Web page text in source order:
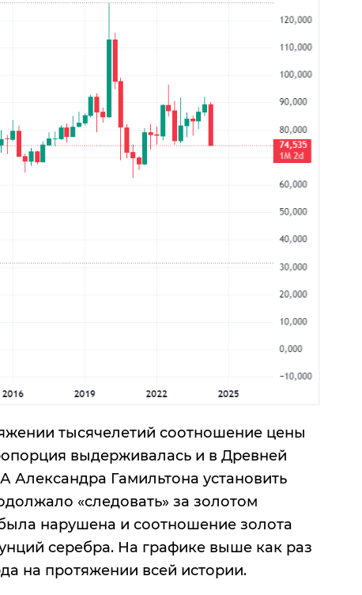
тысячелетий соотношение цены
выдерживалась и в Древней
Гамильтона установить
«следовать» за золотом
нарушена и соотношение золота
серебра. На графике выше как раз
на протяжении всей истории.